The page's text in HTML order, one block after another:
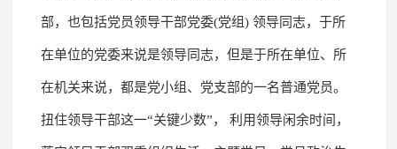
部，也包括党员领导干部党委(党组) 领导同志，于所
在单位的党委来说是领导同志，但是于所在单位、所
在机关来说，都是党小组、党支部的一名普通党员。
扭住领导干部这一“关键少数”， 利用领导闲余时间，